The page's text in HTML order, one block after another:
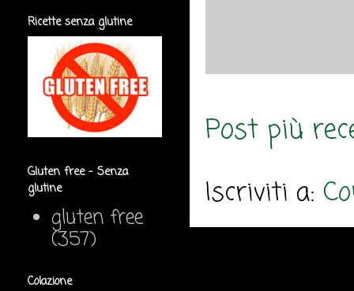
Post più
Iscriviti a:
Ricette senza glutine
Gluten free - Senza
glutine
gluten free
(357)
Colazione